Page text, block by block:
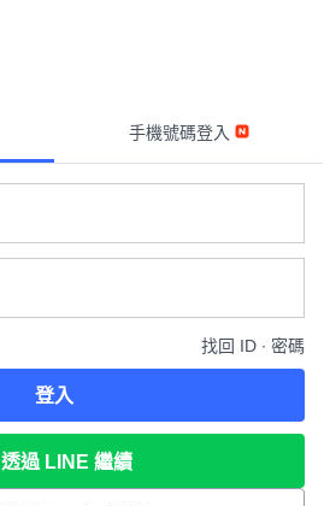
手機號碼登入
找回 ID ∙ 密碼
登入
透過 LINE 繼續